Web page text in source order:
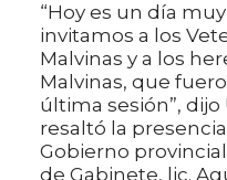
“Hoy es un día
invitamos a los
Malvinas y a los
Malvinas, que
última sesión”,
resaltó la
Gobierno
de Gabinete, lic.